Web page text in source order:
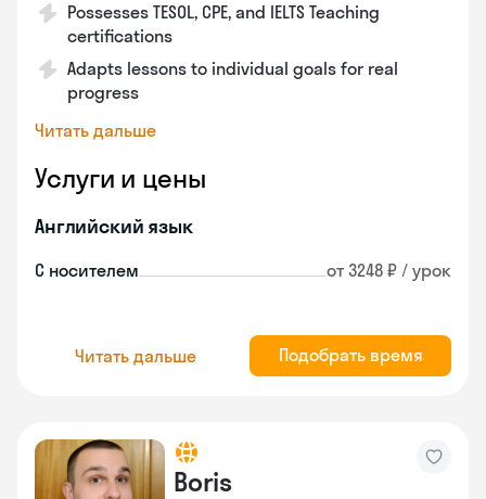
Possesses TESOL, CPE, and IELTS Teaching
certifications
Adapts lessons to individual goals for real
progress
Читать дальше
Услуги и цены
Английский язык
С носителем от 3248 ₽ / урок
Читать дальше Подобрать время
Boris